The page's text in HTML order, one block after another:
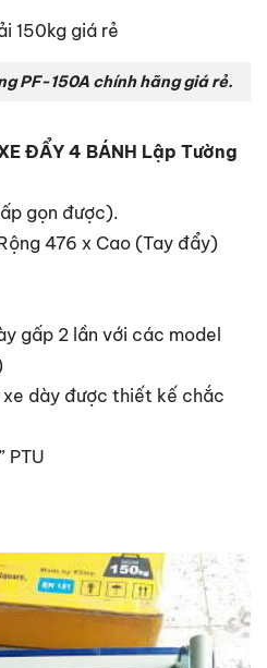
PF-150A chính hãng giá rẻ.
ĐẨY 4 BÁNH Lập Tường
gọn được).
476 x Cao (Tay đẩy)
gấp 2 lần với các model
xe dày được thiết kế chắc
PTU